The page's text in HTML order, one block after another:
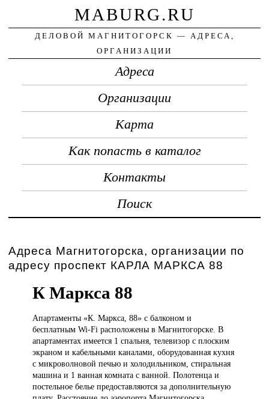
MABURG.RU
ДЕЛОВОЙ МАГНИТОГОРСК — АДРЕСА,
ОРГАНИЗАЦИИ
Адреса
Организации
Карта
Как попасть в каталог
Контакты
Поиск
Адреса Магнитогорска, организации по
адресу проспект КАРЛА МАРКСА 88
К Маркса 88
Апартаменты «К.Маркса, 88» с балконом и
бесплатным Wi-Fi расположены в Магнитогорске. В
апартаментах имеется 1 спальня, телевизор с плоским
экраном и кабельными каналами, оборудованная кухня
с микроволновой печью и холодильником, стиральная
машина и 1 ванная комната с ванной. Полотенца и
постельное белье предоставляются за дополнительную